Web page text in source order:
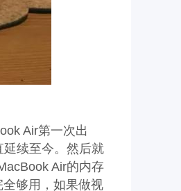
Air第一次出
续至今。然后就
Air的内存
够用，如果做视